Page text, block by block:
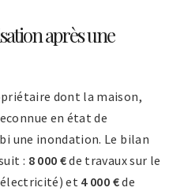
après une
dont la maison,
en état de
une inondation. Le bilan
: 8 000 €de travaux sur le
et 4 000 €de